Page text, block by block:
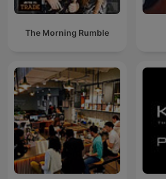
The Morning Rumble